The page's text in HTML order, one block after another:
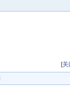
[关